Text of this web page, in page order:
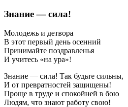
Знание — сила!
Молодежь и детвора
В этот первый день осенний
Принимайте поздравленья
И учитесь «на ура»!
Знание — сила! Так будьте сильны,
И от превратностей защищены!
Проще в труде и спокойней в бою
Людям, что знают работу свою!